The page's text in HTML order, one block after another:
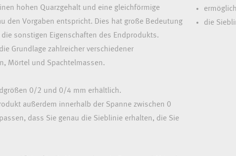
hohen Quarzgehalt und eine gleichförmige
den Vorgaben entspricht. Dies hat große Bedeutung
sonstigen Eigenschaften des Endprodukts.
Grundlage zahlreicher verschiedener
Mörtel und Spachtelmassen.
0/2 und 0/4 mm erhältlich.
außerdem innerhalb der Spanne zwischen 0
dass Sie genau die Sieblinie erhalten, die Sie
die